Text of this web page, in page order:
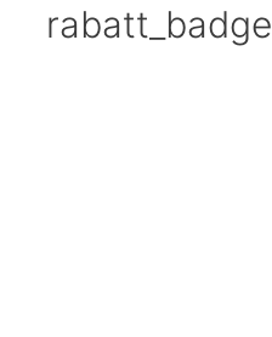
rabatt_badge